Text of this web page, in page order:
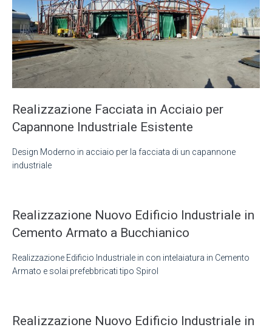
Realizzazione Facciata in Acciaio per
Capannone Industriale Esistente
Design Moderno in acciaio per la facciata di un capannone
industriale
Realizzazione Nuovo Edificio Industriale in
Cemento Armato a Bucchianico
Realizzazione Edificio Industriale in con intelaiatura in Cemento
Armato e solai prefebbricati tipo Spirol
Realizzazione Nuovo Edificio Industriale in